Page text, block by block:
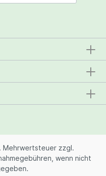
Mehrwertsteuer zzgl.
wenn nicht